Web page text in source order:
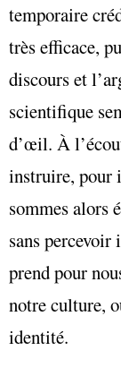
temporaire
très efficace,
discours et
scientifique
d’œil. À
instruire, pour
sommes alors
sans percevoir
prend pour
notre culture,
identité.